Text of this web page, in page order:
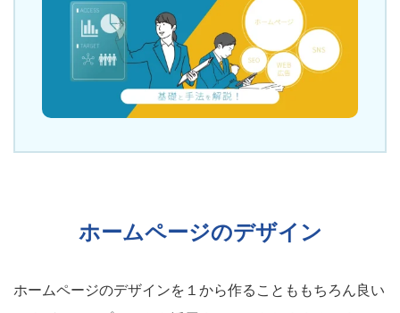
ホームページのデザイン
ホームページのデザインを１から作ることももちろん良い